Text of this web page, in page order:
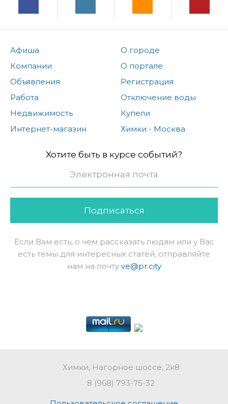
Афиша
Компании
Объявления
Работа
Недвижимость
Интернет-магазин
О городе
О портале
Регистрация
Отключение воды
Купели
Химки - Москва
Хотите быть в курсе событий?
Подписаться
Если Вам есть, о чем рассказать людям или у Вас
есть темы для интересных статей, отправляйте
нам на почту ve@pr.city
Химки, Нагорное шоссе, 2к8
8 (968) 793-75-32